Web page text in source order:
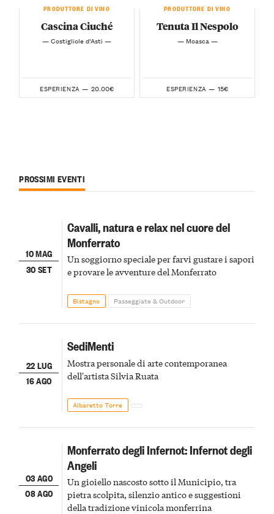
PRODUTTORE DI VINO
Cascina Ciuché
— Costigliole d’Asti —
ESPERIENZA — 20.00€
PRODUTTORE DI VINO
Tenuta Il Nespolo
— Moasca —
ESPERIENZA — 15€
PROSSIMI EVENTI
10 MAG
30 SET
Cavalli, natura e relax nel cuore del
Monferrato
Un soggiorno speciale per farvi gustare i sapori
e provare le avventure del Monferrato
Bistagno Passeggiate & Outdoor
22 LUG
16 AGO
SediMenti
Mostra personale di arte contemporanea
dell'artista Silvia Ruata
Albaretto Torre
03 AGO
08 AGO
Monferrato degli Infernot: Infernot degli
Angeli
Un gioiello nascosto sotto il Municipio, tra
pietra scolpita, silenzio antico e suggestioni
della tradizione vinicola monferrina